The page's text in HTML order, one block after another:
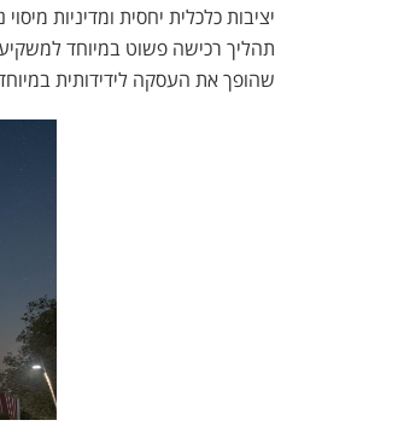
תהליך רכישה פשוט במיוחד
שהופך את העסקה לידידותית